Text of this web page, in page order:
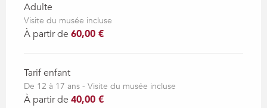
Adulte
Visite du musée incluse
À partir de 60,00 €
Tarif enfant
De 12 à 17 ans - Visite du musée incluse
À partir de 40,00 €